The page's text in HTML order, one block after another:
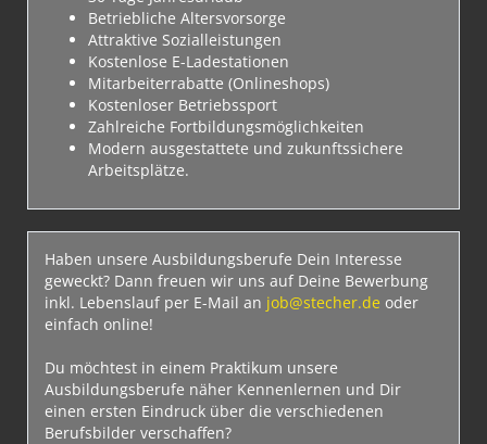
Betriebliche Altersvorsorge
Attraktive Sozialleistungen
Kostenlose E-Ladestationen
Mitarbeiterrabatte (Onlineshops)
Kostenloser Betriebssport
Zahlreiche Fortbildungsmöglichkeiten
Modern ausgestattete und zukunftssichere
Arbeitsplätze.
Haben unsere Ausbildungsberufe Dein Interesse
geweckt? Dann freuen wir uns auf Deine Bewerbung
inkl. Lebenslauf per E-Mail an job@stecher.de oder
einfach online!
Du möchtest in einem Praktikum unsere
Ausbildungsberufe näher Kennenlernen und Dir
einen ersten Eindruck über die verschiedenen
Berufsbilder verschaffen?